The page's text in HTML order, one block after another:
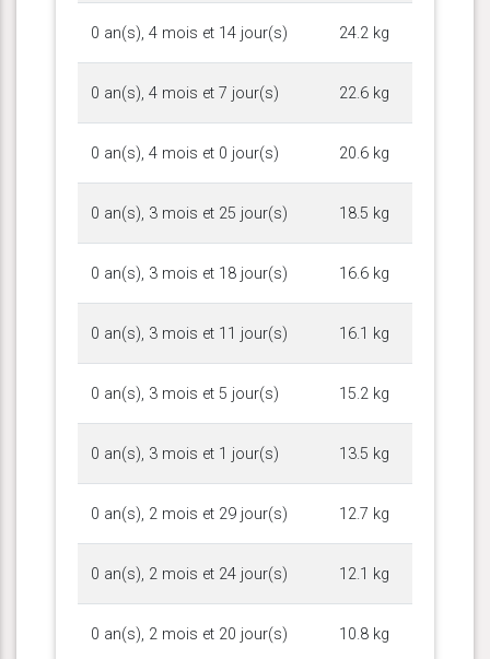
0 an(s), 4 mois et 14 jour(s) 24.2 kg
0 an(s), 4 mois et 7 jour(s) 22.6 kg
0 an(s), 4 mois et 0 jour(s) 20.6 kg
0 an(s), 3 mois et 25 jour(s) 18.5 kg
0 an(s), 3 mois et 18 jour(s) 16.6 kg
0 an(s), 3 mois et 11 jour(s) 16.1 kg
0 an(s), 3 mois et 5 jour(s) 15.2 kg
0 an(s), 3 mois et 1 jour(s) 13.5 kg
0 an(s), 2 mois et 29 jour(s) 12.7 kg
0 an(s), 2 mois et 24 jour(s) 12.1 kg
0 an(s), 2 mois et 20 jour(s) 10.8 kg